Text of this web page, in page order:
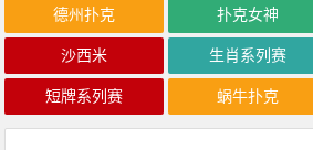
德州扑克 扑克女神
沙西米 生肖系列赛
短牌系列赛 蜗牛扑克